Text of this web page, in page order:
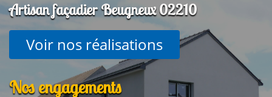
Artisan façadier Beugneux 02210
Voir nos réalisations
Nos engagements